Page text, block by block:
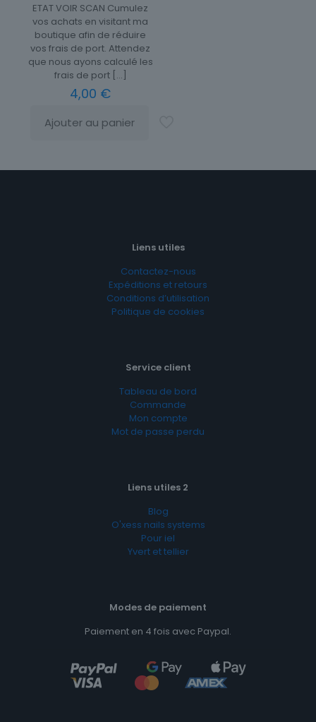
ETAT VOIR SCAN Cumulez
vos achats en visitant ma
boutique afin de réduire
vos frais de port. Attendez
que nous ayons calculé les
frais de port[…]
4,00 €
Ajouter au panier
Liens utiles
Contactez-nous
Expéditions et retours
Conditions d’utilisation
Politique de cookies
Service client
Tableau de bord
Commande
Mon compte
Mot de passe perdu
Liens utiles 2
Blog
O'xess nails systems
Pour iel
Yvert et tellier
Modes de paiement
Paiement en 4 fois avec Paypal.